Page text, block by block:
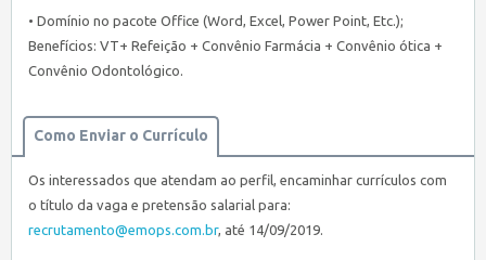
• Domínio no pacote Office (Word, Excel, Power Point, Etc.);
Benefícios: VT+ Refeição + Convênio Farmácia + Convênio ótica +
Convênio Odontológico.
Como Enviar o Currículo
Os interessados que atendam ao perfil, encaminhar currículos com
o título da vaga e pretensão salarial para:
recrutamento@emops.com.br, até 14/09/2019.